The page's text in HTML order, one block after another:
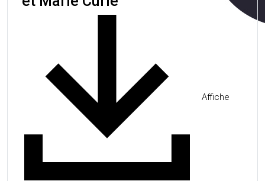
Affiche